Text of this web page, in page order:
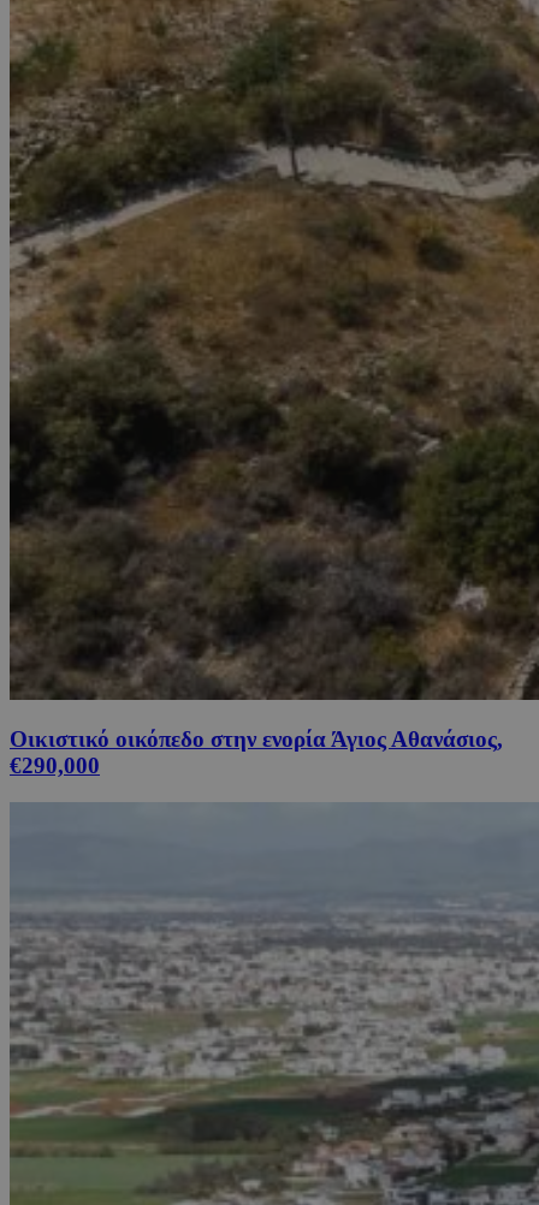
Οικιστικό οικόπεδο στην ενορία Άγιος Αθανάσιος,
€290,000